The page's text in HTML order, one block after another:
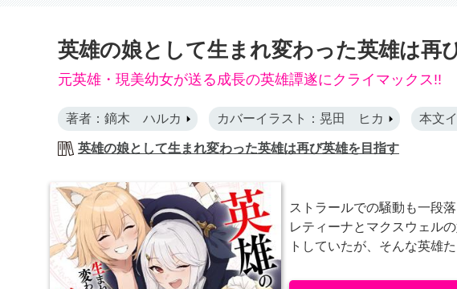
英雄の娘として生まれ変わった英雄は再
元英雄・現美幼女が送る成長の英雄譚遂にクライマックス!!
著者：鏑木 ハルカ カバーイラスト：晃田 ヒカ 本文
英雄の娘として生まれ変わった英雄は再び英雄を目指す
ストラールでの騒動も一段
レティーナとマクスウェル
トしていたが、そんな英